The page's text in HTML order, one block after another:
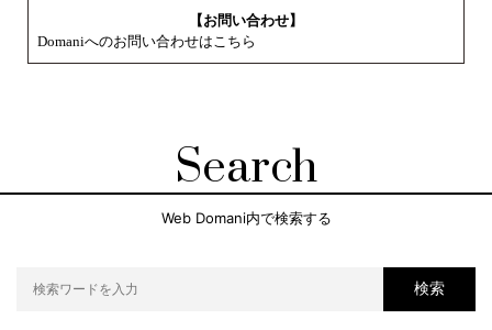
【お問い合わせ】
Domaniへのお問い合わせはこちら
Search
Web Domani内で検索する
検索